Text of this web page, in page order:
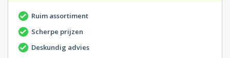
Ruim assortiment
Scherpe prijzen
Deskundig advies